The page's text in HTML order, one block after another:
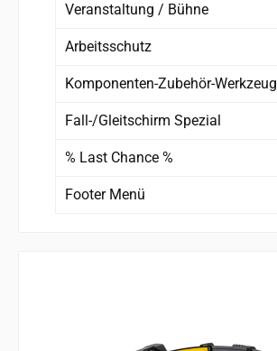
Veranstaltung / Bühne
Arbeitsschutz
Komponenten-Zubehör-Werkzeug
Fall-/Gleitschirm Spezial
% Last Chance %
Footer Menü